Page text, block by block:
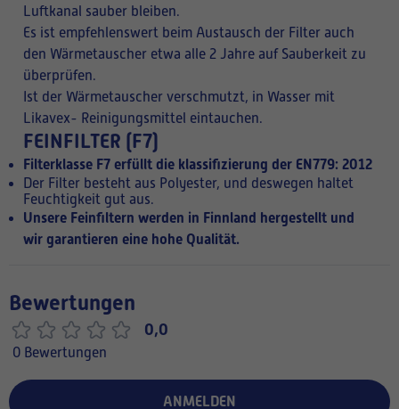
Luftkanal sauber bleiben.
Es ist empfehlenswert beim Austausch der Filter auch
den Wärmetauscher etwa alle 2 Jahre auf Sauberkeit zu
überprüfen.
Ist der Wärmetauscher verschmutzt, in Wasser mit
Likavex- Reinigungsmittel eintauchen.
FEINFILTER (F7)
Filterklasse F7 erfüllt die klassifizierung der EN779: 2012
Der Filter besteht aus Polyester, und deswegen haltet
Feuchtigkeit gut aus.
Unsere Feinfiltern werden in Finnland hergestellt und
wir garantieren eine hohe Qualität.
Bewertungen
0,0
0 Bewertungen
ANMELDEN